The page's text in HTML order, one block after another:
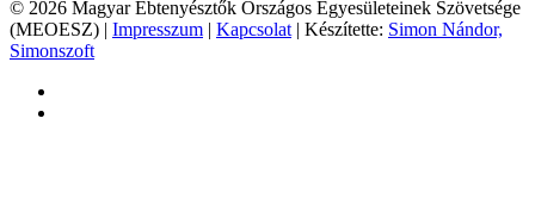
© 2026 Magyar Ebtenyésztők Országos Egyesületeinek Szövetsége
(MEOESZ) | Impresszum | Kapcsolat | Készítette: Simon Nándor,
Simonszoft